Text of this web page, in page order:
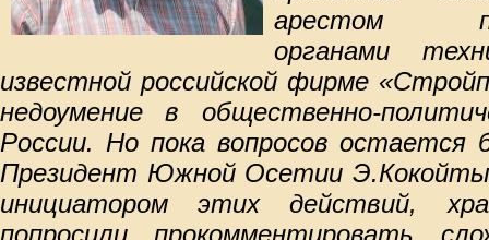
арестом
органами
известной российской фирме
недоумение в общественно-
России. Но пока вопросов
Президент Южной Осетии
инициатором этих действий,
попросили прокомментировать